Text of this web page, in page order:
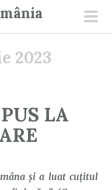
2023
LA
şi a luat cuţitul